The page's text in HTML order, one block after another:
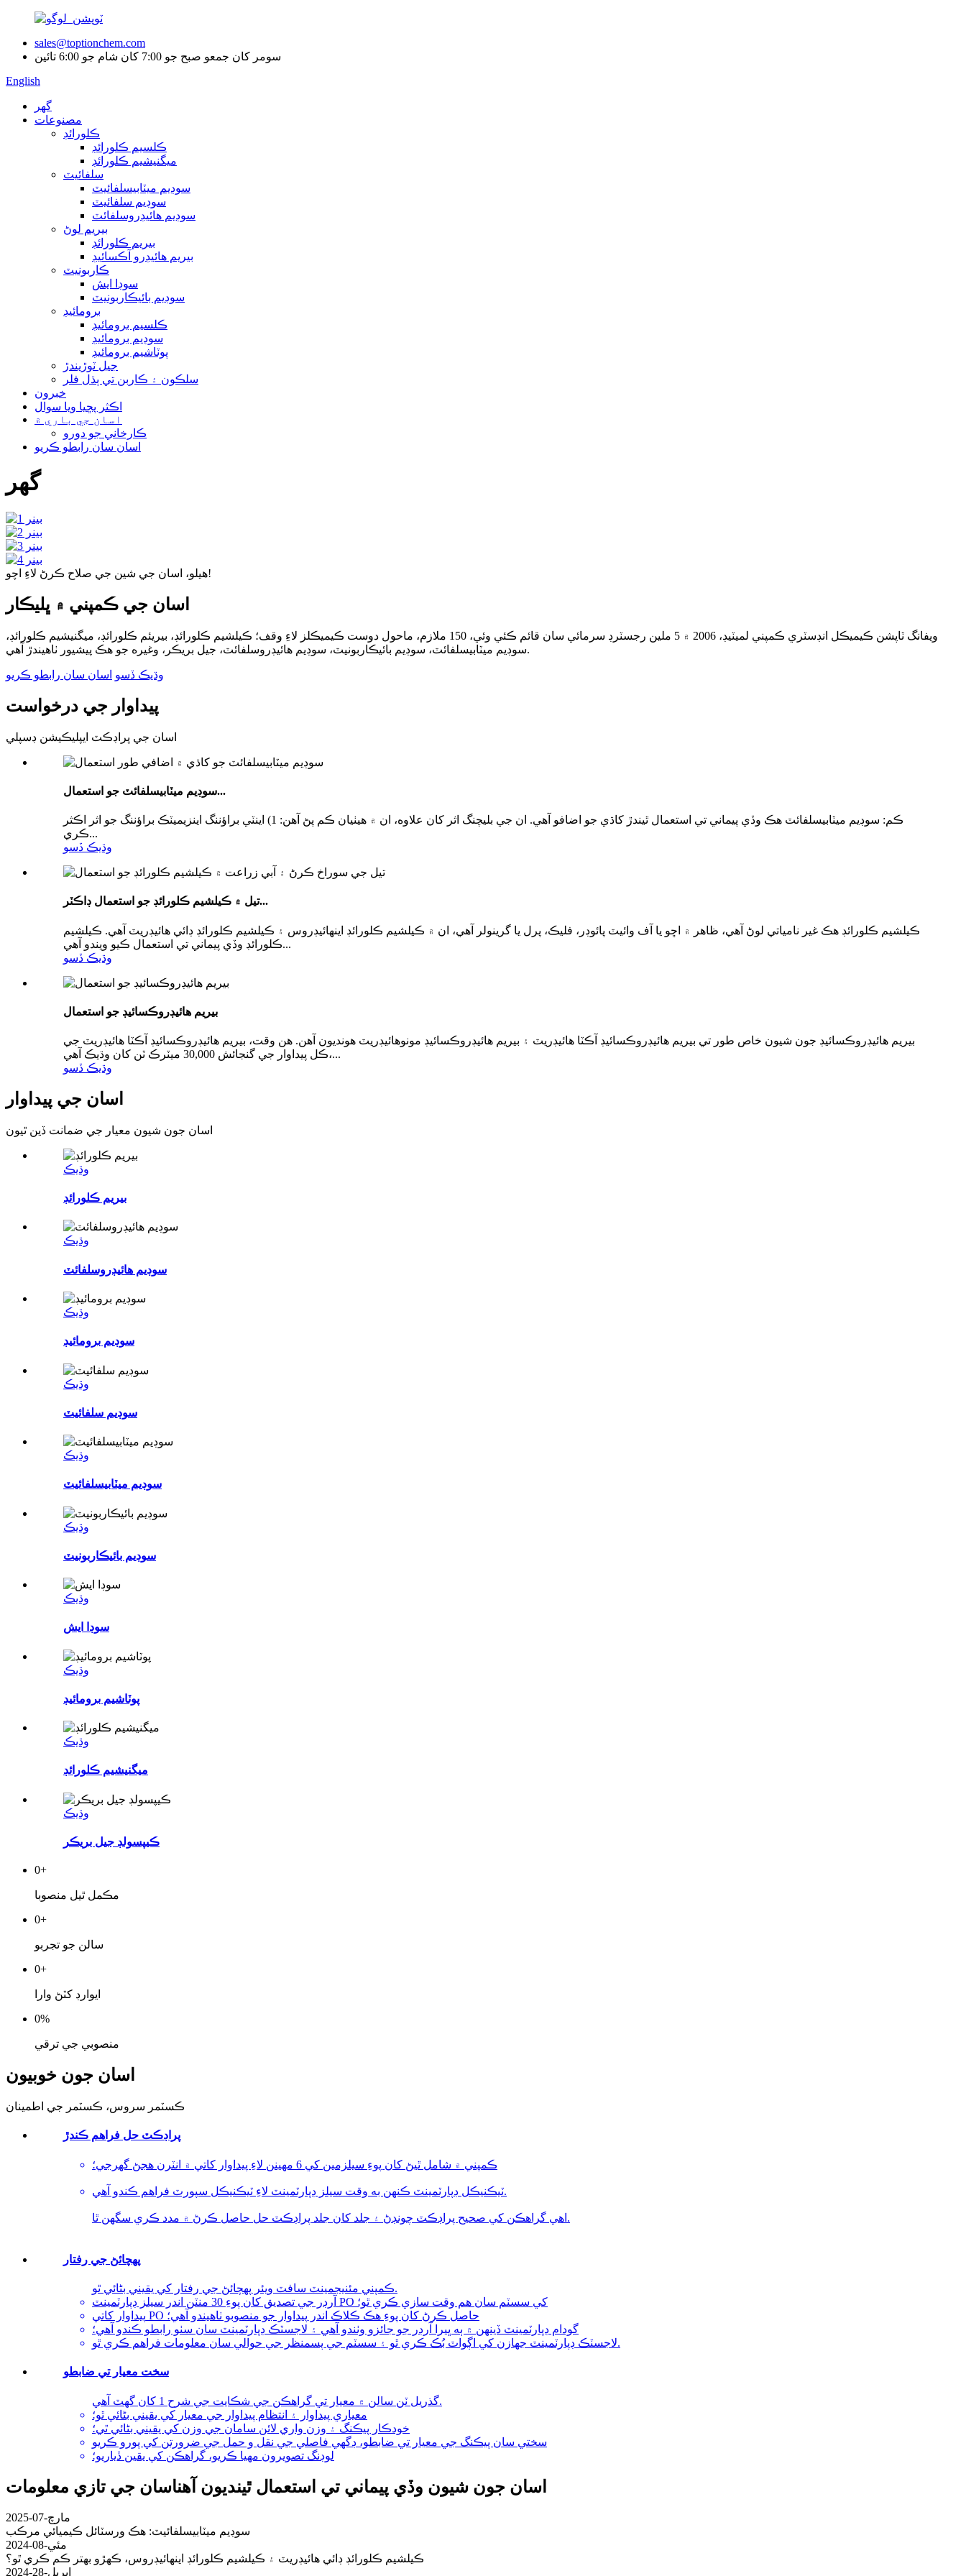
sales@toptionchem.com
سومر کان جمعو صبح جو 7:00 کان شام جو 6:00 تائين
English
گھر
مصنوعات
ڪلورائڊ
ڪلسيم ڪلورائڊ
ميگنيشيم ڪلورائڊ
سلفائيٽ
سوڊيم ميٽابيسلفائيٽ
سوڊيم سلفائيٽ
سوڊيم هائيڊروسلفائٽ
بيريم لوڻ
بيريم ڪلورائڊ
بيريم هائيڊرو آڪسائيڊ
ڪاربونيٽ
سوڊا ايش
سوڊيم بائيڪاربونيٽ
برومائيڊ
ڪلسيم برومائيڊ
سوڊيم برومائيڊ
پوٽاشيم برومائيڊ
جيل ٽوڙيندڙ
سلڪون ۽ ڪاربن تي ٻڌل فلر
خبرون
اڪثر پڇيا ويا سوال
اسان جي باري ۾
ڪارخاني جو دورو
اسان سان رابطو ڪريو
گھر
هيلو، اسان جي شين جي صلاح ڪرڻ لاءِ اچو!
اسان جي ڪمپني ۾ ڀليڪار
ويفانگ ٽاپشن ڪيميڪل انڊسٽري ڪمپني لميٽيڊ، 2006 ۾ 5 ملين رجسٽرڊ سرمائي سان قائم ڪئي وئي، 150 ملازم، ماحول دوست ڪيميڪلز لاءِ وقف؛ ڪيلشيم ڪلورائڊ، بيريئم ڪلورائڊ، ميگنيشيم ڪلورائڊ،
سوڊيم ميٽابيسلفائٽ، سوڊيم بائيڪاربونيٽ، سوڊيم هائيڊروسلفائٽ، جيل بريڪر، وغيره جو هڪ پيشيور ٺاهيندڙ آهي.
وڌيڪ ڏسو اسان سان رابطو ڪريو
پيداوار جي درخواست
اسان جي پراڊڪٽ ايپليڪيشن ڊسپلي
سوڊيم ميٽابيسلفائٽ جو استعمال...
ڪم: سوڊيم ميٽابيسلفائٽ هڪ وڏي پيماني تي استعمال ٿيندڙ کاڌي جو اضافو آهي. ان جي بليچنگ اثر کان علاوه، ان ۾ هيٺيان ڪم پڻ آهن: 1) اينٽي براؤننگ اينزيميٽڪ براؤننگ جو اثر اڪثر
ڪري...
وڌيڪ ڏسو
تيل ۾ ڪيلشيم ڪلورائڊ جو استعمال ڊاڪٽر...
ڪيلشيم ڪلورائڊ هڪ غير نامياتي لوڻ آهي، ظاهر ۾ اڇو يا آف وائيٽ پائوڊر، فليڪ، پرل يا گرينولر آهي، ان ۾ ڪيلشيم ڪلورائڊ اينهائيڊروس ۽ ڪيلشيم ڪلورائڊ ڊائي هائيڊريٽ آهي. ڪيلشيم
ڪلورائڊ وڏي پيماني تي استعمال ڪيو ويندو آهي...
وڌيڪ ڏسو
بيريم هائيڊروڪسائيڊ جو استعمال
بيريم هائيڊروڪسائيڊ جون شيون خاص طور تي بيريم هائيڊروڪسائيڊ آڪٽا هائيڊريٽ ۽ بيريم هائيڊروڪسائيڊ مونوهائيڊريٽ هونديون آهن. هن وقت، بيريم هائيڊروڪسائيڊ آڪٽا هائيڊريٽ جي
ڪل پيداوار جي گنجائش 30,000 ميٽرڪ ٽن کان وڌيڪ آهي،...
وڌيڪ ڏسو
اسان جي پيداوار
اسان جون شيون معيار جي ضمانت ڏين ٿيون
وڌيڪ
بيريم ڪلورائڊ
وڌيڪ
سوڊيم هائيڊروسلفائٽ
وڌيڪ
سوڊيم برومائيڊ
وڌيڪ
سوڊيم سلفائيٽ
وڌيڪ
سوڊيم ميٽابيسلفائيٽ
وڌيڪ
سوڊيم بائيڪاربونيٽ
وڌيڪ
سوڊا ايش
وڌيڪ
پوٽاشيم برومائيڊ
وڌيڪ
ميگنيشيم ڪلورائڊ
وڌيڪ
ڪيپسولڊ جيل بريڪر
0+
مڪمل ٿيل منصوبا
0+
سالن جو تجربو
0+
ايوارڊ کٽڻ وارا
0%
منصوبي جي ترقي
اسان جون خوبيون
ڪسٽمر سروس، ڪسٽمر جي اطمينان
پراڊڪٽ حل فراهم ڪندڙ
ڪمپني ۾ شامل ٿيڻ کان پوءِ سيلزمين کي 6 مهينن لاءِ پيداوار کاتي ۾ انٽرن هجڻ گهرجي؛
ٽيڪنيڪل ڊپارٽمينٽ ڪنهن به وقت سيلز ڊپارٽمينٽ لاءِ ٽيڪنيڪل سپورٽ فراهم ڪندو آهي.
اهي گراهڪن کي صحيح پراڊڪٽ چونڊڻ ۽ جلد کان جلد پراڊڪٽ حل حاصل ڪرڻ ۾ مدد ڪري سگهن ٿا.
پهچائڻ جي رفتار
ڪمپني مئنيجمينٽ سافٽ ويئر پهچائڻ جي رفتار کي يقيني بڻائي ٿو.
آرڊر جي تصديق کان پوءِ 30 منٽن اندر سيلز ڊپارٽمينٽ PO کي سسٽم سان هم وقت سازي ڪري ٿو؛
پيداوار کاتي PO حاصل ڪرڻ کان پوءِ هڪ ڪلاڪ اندر پيداوار جو منصوبو ٺاهيندو آهي؛
گودام ڊپارٽمينٽ ڏينهن ۾ ٻه ڀيرا آرڊر جو جائزو وٺندو آهي ۽ لاجسٽڪ ڊپارٽمينٽ سان سٺو رابطو ڪندو آهي؛
لاجسٽڪ ڊپارٽمينٽ جهازن کي اڳواٽ بُڪ ڪري ٿو ۽ سسٽم جي پسمنظر جي حوالي سان معلومات فراهم ڪري ٿو.
سخت معيار تي ضابطو
گذريل ٽن سالن ۾ معيار تي گراهڪن جي شڪايت جي شرح 1 کان گهٽ آهي.
معياري پيداوار ۽ انتظام پيداوار جي معيار کي يقيني بڻائي ٿو؛
خودڪار پيڪنگ ۽ وزن واري لائن سامان جي وزن کي يقيني بڻائي ٿي؛
سختي سان پيڪنگ جي معيار تي ضابطو، ڊگهي فاصلي جي نقل و حمل جي ضرورتن کي پورو ڪريو
لوڊنگ تصويرون مهيا ڪريو، گراهڪن کي يقين ڏياريو؛
اسان جون شيون وڏي پيماني تي استعمال ٿينديون آهناسان جي تازي معلومات
مارچ-07-2025
سوڊيم ميٽابيسلفائيٽ: هڪ ورسٽائل ڪيميائي مرڪب
مئي-08-2024
ڪيلشيم ڪلورائڊ ڊائي هائيڊريٽ ۽ ڪيلشيم ڪلورائڊ اينهائيڊروس، ڪهڙو بهتر ڪم ڪري ٿو؟
اپريل-28-2024